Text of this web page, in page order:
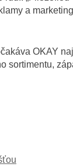
a
OKAY
sortimentu,